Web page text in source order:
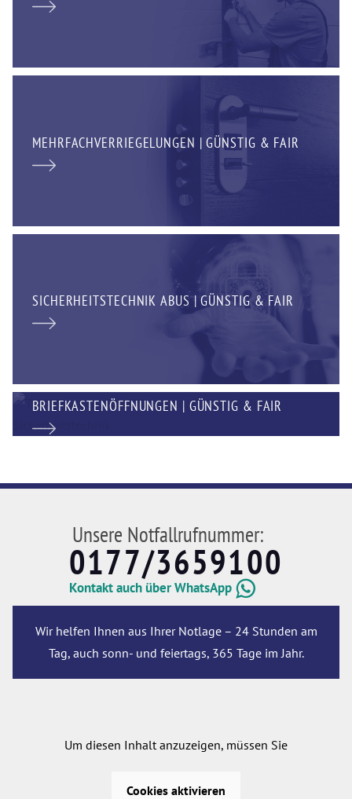
MEHRFACHVERRIEGELUNGEN | GÜNSTIG & FAIR
SICHERHEITSTECHNIK ABUS | GÜNSTIG & FAIR
BRIEFKASTENÖFFNUNGEN | GÜNSTIG & FAIR
Unsere Notfallrufnummer:
0177/3659100
Kontakt auch über WhatsApp
Wir helfen Ihnen aus Ihrer Notlage – 24 Stunden am
Tag, auch sonn- und feiertags, 365 Tage im Jahr.
Um diesen Inhalt anzuzeigen, müssen Sie
Cookies aktivieren